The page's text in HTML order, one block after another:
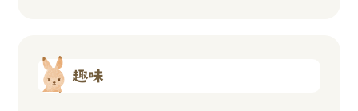
趣味